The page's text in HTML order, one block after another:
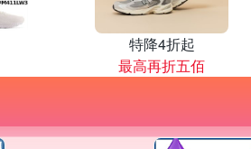
特降4折起
最高再折五佰